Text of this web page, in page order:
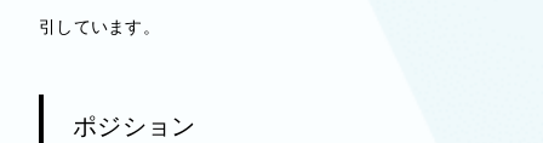
引しています。
ポジション